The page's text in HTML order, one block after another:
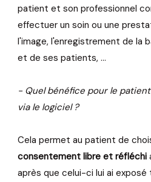
patient et son professionnel
effectuer un soin ou une
l'image, l'enregistrement de la
et de ses patients, ...
- Quel bénéfice pour le
via le logiciel ?
Cela permet au patient de
consentement libre et réfléchi
après que celui-ci lui ai